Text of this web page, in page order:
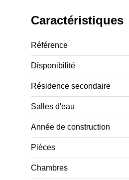
Caractéristiques
Référence
Disponibilité
Résidence secondaire
Salles d'eau
Année de construction
Pièces
Chambres